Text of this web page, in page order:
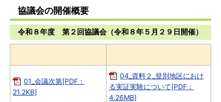
協議会の開催概要
令和８年度 第２回協議会（令和８年５月２９日開催）
01_会議次第[PDF：
21.2KB]
04_資料２_登別地区におけ
る実証実験について[PDF：
4.26MB]